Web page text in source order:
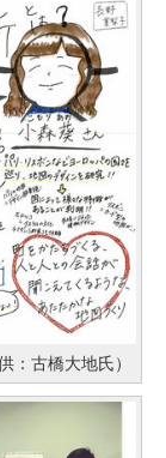
：古橋大地氏）